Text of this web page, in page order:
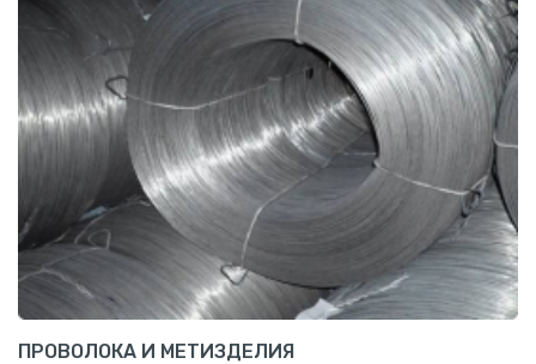
ПРОВОЛОКА И МЕТИЗДЕЛИЯ